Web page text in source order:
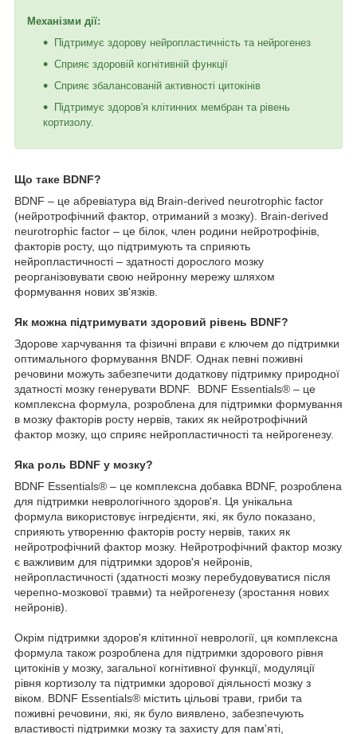
Механізми дії:
Підтримує здорову нейропластичність та нейрогенез
Сприяє здоровій когнітивній функції
Сприяє збалансованій активності цитокінів
Підтримує здоров'я клітинних мембран та рівень
кортизолу.
Що таке BDNF?
BDNF – це абревіатура від Brain-derived neurotrophic factor
(нейротрофічний фактор, отриманий з мозку). Brain-derived
neurotrophic factor – це білок, член родини нейротрофінів,
факторів росту, що підтримують та сприяють
нейропластичності – здатності дорослого мозку
реорганізовувати свою нейронну мережу шляхом
формування нових зв'язків.
Як можна підтримувати здоровий рівень BDNF?
Здорове харчування та фізичні вправи є ключем до підтримки
оптимального формування BNDF. Однак певні поживні
речовини можуть забезпечити додаткову підтримку природної
здатності мозку генерувати BDNF. BDNF Essentials® – це
комплексна формула, розроблена для підтримки формування
в мозку факторів росту нервів, таких як нейротрофічний
фактор мозку, що сприяє нейропластичності та нейрогенезу.
Яка роль BDNF у мозку?
BDNF Essentials® – це комплексна добавка BDNF, розроблена
для підтримки неврологічного здоров'я. Ця унікальна
формула використовує інгредієнти, які, як було показано,
сприяють утворенню факторів росту нервів, таких як
нейротрофічний фактор мозку. Нейротрофічний фактор мозку
є важливим для підтримки здоров'я нейронів,
нейропластичності (здатності мозку перебудовуватися після
черепно-мозкової травми) та нейрогенезу (зростання нових
нейронів).
Окрім підтримки здоров'я клітинної неврології, ця комплексна
формула також розроблена для підтримки здорового рівня
цитокінів у мозку, загальної когнітивної функції, модуляції
рівня кортизолу та підтримки здорової діяльності мозку з
віком. BDNF Essentials® містить цільові трави, гриби та
поживні речовини, які, як було виявлено, забезпечують
властивості підтримки мозку та захисту для пам'яті,